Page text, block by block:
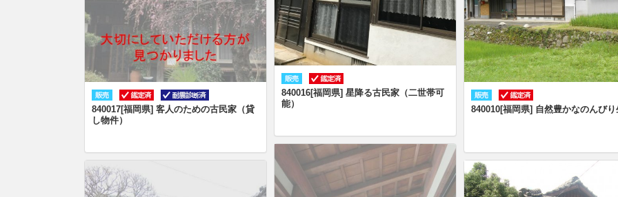
840016[福岡県] 星降る古民家（二世帯可
能）
840017[福岡県] 客人のための古民家（貸
し物件）
840010[福岡県] 自然豊かなのんびり